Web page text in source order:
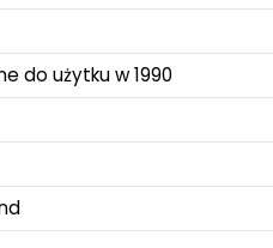
do użytku w 1990